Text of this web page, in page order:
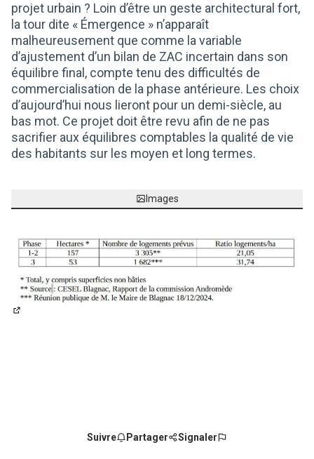
projet urbain ? Loin d’être un geste architectural fort,
la tour dite « Émergence » n’apparaît
malheureusement que comme la variable
d’ajustement d’un bilan de ZAC incertain dans son
équilibre final, compte tenu des difficultés de
commercialisation de la phase antérieure. Les choix
d’aujourd’hui nous lieront pour un demi-siècle, au
bas mot. Ce projet doit être revu afin de ne pas
sacrifier aux équilibres comptables la qualité de vie
des habitants sur les moyen et long termes.
Images
Suivre Partager Signaler